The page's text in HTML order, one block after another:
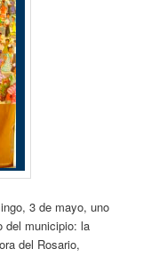
3 de mayo, uno
del municipio: la
del Rosario,